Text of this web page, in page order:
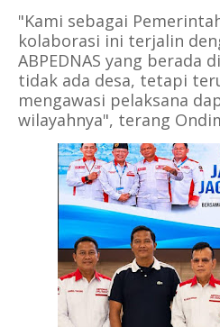
"Kami sebagai
kolaborasi ini terjalin
ABPEDNAS yang berada
tidak ada desa, tetapi
mengawasi pelaksana
wilayahnya", terang